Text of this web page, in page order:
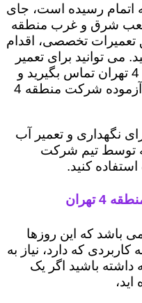
اتمام رسیده است، جای
شعب شرق و غرب منطقه
تعمیرات تخصصی، اقدام
می توانید برای تعمیر
آبسردکن خود با شرکت منطقه 4 تهران تماس بگیرید و
از تجربه متخصصان و افراد کار آزموده شرکت منطقه 4
نگهداری و تعمیر آب
توسط تیم شرکت
تهران
باشد که این روزها
که دارد، نیاز به
داشته باشید اگر یک